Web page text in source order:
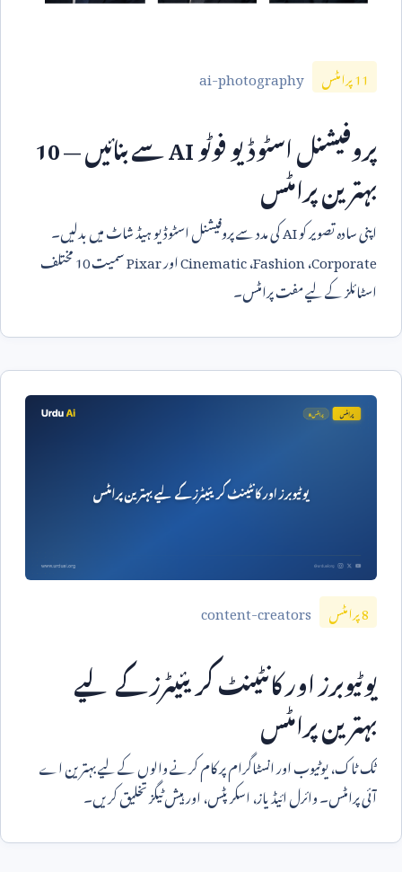
11پرامٹس ai-photography
پروفیشنل اسٹوڈیو فوٹوAIسے بنائیں —10
بہترین پرامٹس
اپنی سادہ تصویر کوAIکی مدد سے پروفیشنل اسٹوڈیو ہیڈ شاٹ میں بدلیں۔
Corporate،Fashion،CinematicاورPixarسمیت10مختلف
اسٹائلز کے لیے مفت پرامٹس۔
8پرامٹس content-creators
یوٹیوبرز اور کانٹینٹ کریئیٹرز کے لیے
بہترین پرامٹس
ٹک ٹاک، یوٹیوب اور انسٹاگرام پر کام کرنے والوں کے لیے بہترین اے
آئی پرامٹس۔ وائرل ائیڈیاز، اسکرپٹس، اور ہیش ٹیگز تخلیق کریں۔